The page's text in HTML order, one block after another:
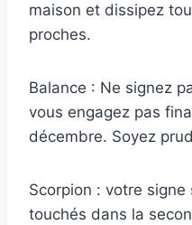
maison et dissipez
proches.
Balance : Ne signez
vous engagez pas
décembre. Soyez
Scorpion : votre signe
touchés dans la